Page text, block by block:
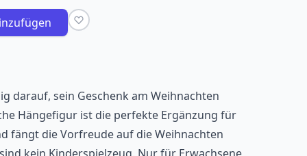
darauf, sein Geschenk am Weihnachten
Hängefigur ist die perfekte Ergänzung für
fängt die Vorfreude auf die Weihnachten